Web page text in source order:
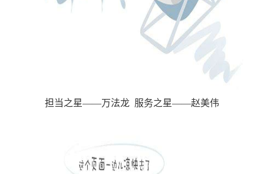
担当之星——万法龙 服务之星——赵美伟